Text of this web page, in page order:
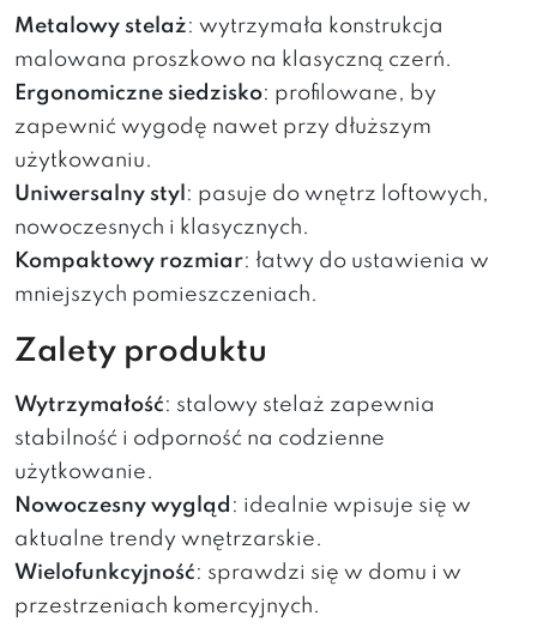
Metalowy stelaż: wytrzymała konstrukcja
malowana proszkowo na klasyczną czerń.
Ergonomiczne siedzisko: profilowane, by
zapewnić wygodę nawet przy dłuższym
użytkowaniu.
Uniwersalny styl : pasuje do wnętrz loftowych,
nowoczesnych i klasycznych.
Kompaktowy rozmiar: łatwy do ustawienia w
mniejszych pomieszczeniach.
Zalety produktu
Wytrzymałość: stalowy stelaż zapewnia
stabilność i odporność na codzienne
użytkowanie.
Nowoczesny wygląd : idealnie wpisuje się w
aktualne trendy wnętrzarskie.
Wielofunkcyjność: sprawdzi się w domu i w
przestrzeniach komercyjnych.